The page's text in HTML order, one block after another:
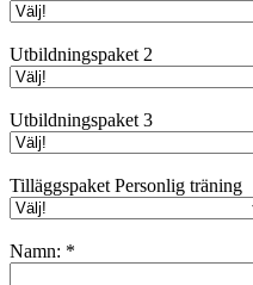
Utbildningspaket 2
Utbildningspaket 3
Tilläggspaket Personlig träning
Namn: *